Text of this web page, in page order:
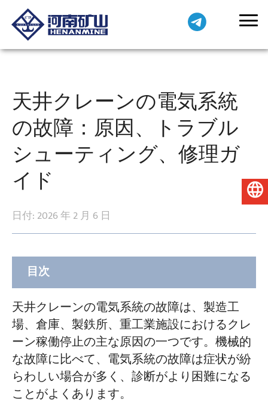
天井クレーンの電気系統
の故障：原因、トラブル
シューティング、修理ガ
イド
日付: 2026 年 2 月 6 日
目次
パート1：天井クレーンの電気系統におけ
る一般的な故障の種類
1. 交流モーターの故障
2. 交流電磁石の故障
3. ACコンタクタおよびリレーの故障
4. 油圧電磁石（スラスタ）の故障
天井クレーンの電気系統の故障は、製造工
場、倉庫、製鉄所、重工業施設におけるクレ
ーン稼働停止の主な原因の一つです。機械的
な故障に比べて、電気系統の故障は症状が紛
らわしい場合が多く、診断がより困難になる
ことがよくあります。
日本語